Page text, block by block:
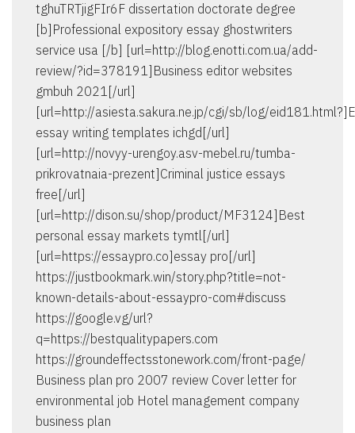
tghuTRTjigFIr6F dissertation doctorate degree
[b]Professional expository essay ghostwriters
service usa [/b] [url=http://blog.enotti.com.ua/add-
review/?id=378191]Business editor websites
gmbuh 2021[/url]
[url=http://asiesta.sakura.ne.jp/cgi/sb/log/
essay writing templates ichgd[/url]
[url=http://novyy-urengoy.asv-mebel.ru/tumba-
prikrovatnaia-prezent]Criminal justice essays
free[/url]
[url=http://dison.su/shop/product/MF3124]Best
personal essay markets tymtl[/url]
[url=https://essaypro.co]essay pro[/url]
https://justbookmark.win/story.php?title=not-
known-details-about-essaypro-com#discuss
https://google.vg/url?
q=https://bestqualitypapers.com
https://groundeffectsstonework.com/front-page/
Business plan pro 2007 review Cover letter for
environmental job Hotel management company
business plan